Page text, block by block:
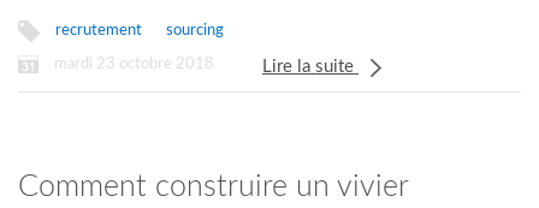
recrutement sourcing
mardi 23 octobre 2018 Lire la suite
Comment construire un vivier